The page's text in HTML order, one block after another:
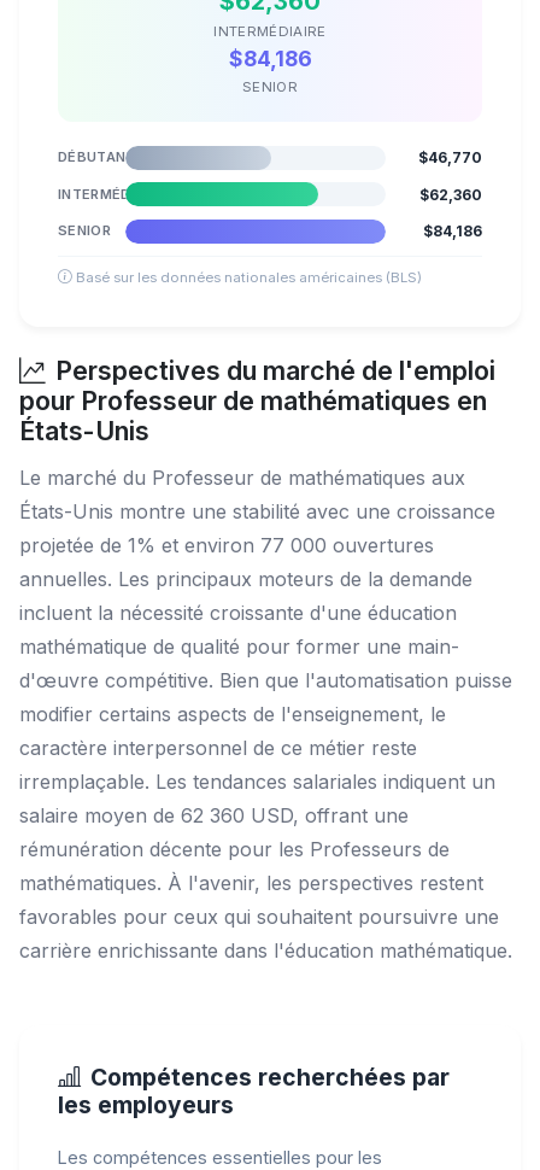
INTERMÉDIAIRE
$84,186
SENIOR
DÉBUTANT $46,770
INTERMÉDIAIRE $62,360
SENIOR $84,186
Basé sur les données nationales américaines (BLS)
Perspectives du marché de l'emploi
pour Professeur de mathématiques en
États-Unis
Le marché du Professeur de mathématiques aux
États-Unis montre une stabilité avec une croissance
projetée de 1% et environ 77 000 ouvertures
annuelles. Les principaux moteurs de la demande
incluent la nécessité croissante d'une éducation
mathématique de qualité pour former une main-
d'œuvre compétitive. Bien que l'automatisation puisse
modifier certains aspects de l'enseignement, le
caractère interpersonnel de ce métier reste
irremplaçable. Les tendances salariales indiquent un
salaire moyen de 62 360 USD, offrant une
rémunération décente pour les Professeurs de
mathématiques. À l'avenir, les perspectives restent
favorables pour ceux qui souhaitent poursuivre une
carrière enrichissante dans l'éducation mathématique.
Compétences recherchées par
les employeurs
Les compétences essentielles pour les